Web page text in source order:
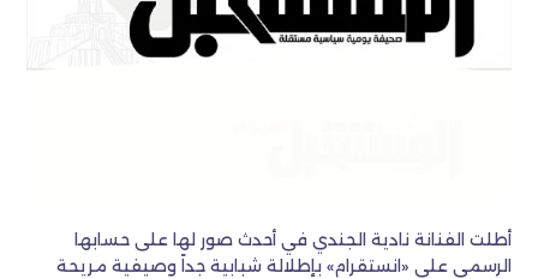
أطلت الفنانة نادية الجندي في أحدث صور لها على حسابها
الرسمي على «انستقرام» بإطلالة شبابية جداً وصيفية مريحة